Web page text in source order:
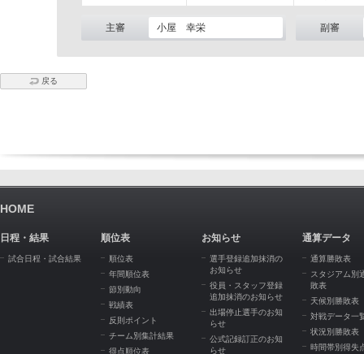
主審 小屋 幸栄 副審
戻る
HOME
日程・結果
試合日程・試合結果
順位表
順位表
年間順位表
節別動向
戦績表
反則ポイント
チーム別集計結果
得点順位表
お知らせ
選手登録追加抹消の
お知らせ
役員・スタッフ登録
追加抹消のお知らせ
出場停止選手のお知
らせ
公式記録訂正のお知
らせ
通算データ
通算勝敗表
スタジアム別
敗表
天候別勝敗表
対戦データ一
状況別勝敗表
時間帯別得失